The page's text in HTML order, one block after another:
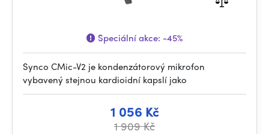
Speciální akce: -45%
Synco CMic-V2 je kondenzátorový mikrofon
vybavený stejnou kardioidní kapslí jako
1 056 Kč
1 909 Kč